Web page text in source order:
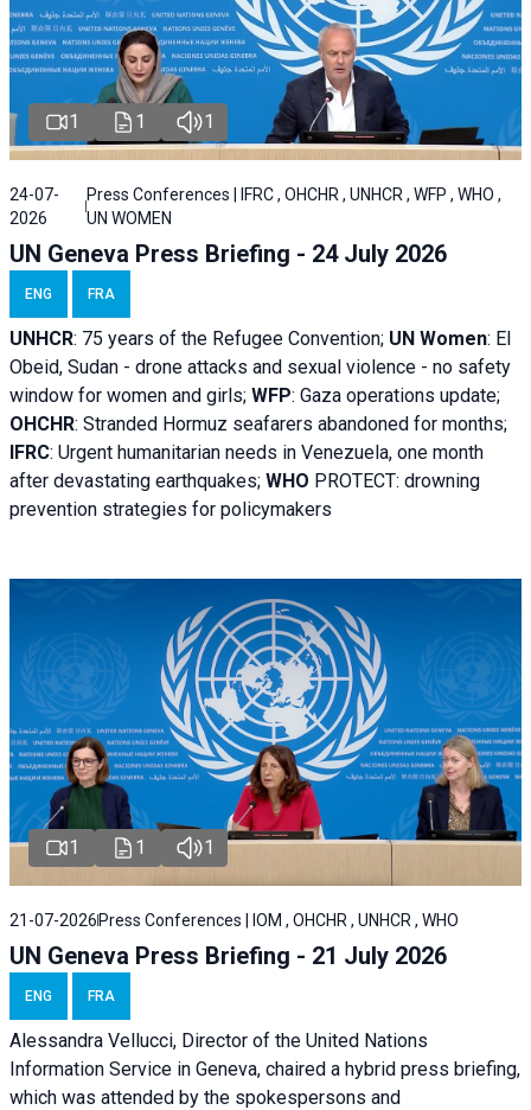
1 1 1
24-07-
2026
Press Conferences | IFRC , OHCHR , UNHCR , WFP , WHO ,
UN WOMEN
UN Geneva Press Briefing - 24 July 2026
ENG FRA
UNHCR: 75 years of the Refugee Convention; UN Women: El
Obeid, Sudan - drone attacks and sexual violence - no safety
window for women and girls; WFP: Gaza operations update;
OHCHR: Stranded Hormuz seafarers abandoned for months;
IFRC: Urgent humanitarian needs in Venezuela, one month
after devastating earthquakes; WHO PROTECT: drowning
prevention strategies for policymakers
1 1 1
21-07-2026 Press Conferences | IOM , OHCHR , UNHCR , WHO
UN Geneva Press Briefing - 21 July 2026
ENG FRA
Alessandra Vellucci, Director of the United Nations
Information Service in Geneva, chaired a hybrid press briefing,
which was attended by the spokespersons and